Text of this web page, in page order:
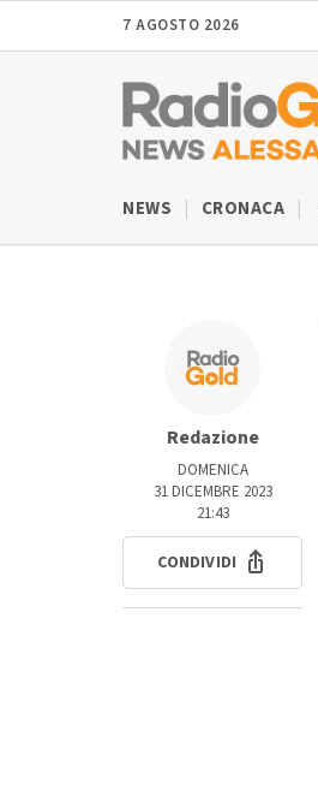
7 AGOSTO 2026
NEWS CRONACA
Redazione
DOMENICA
31 DICEMBRE 2023
21:43
CONDIVIDI